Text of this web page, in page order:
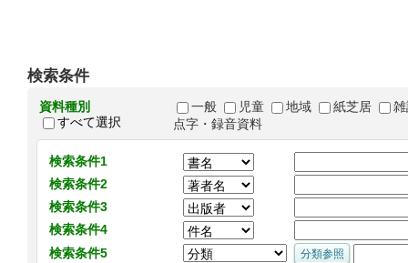
検索条件
資料種別
すべて選択
一般 児童 地域 紙芝居
点字・録音資料
検索条件1
検索条件2
検索条件3
検索条件4
検索条件5